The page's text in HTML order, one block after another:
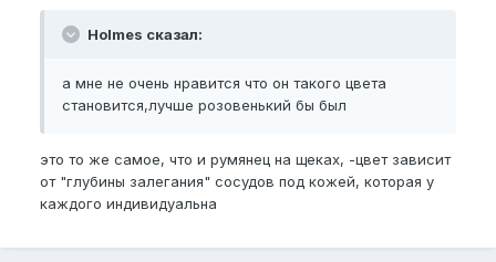
Holmes сказал:
а мне не очень нравится что он такого цвета
становится,лучше розовенький бы был
это то же самое, что и румянец на щеках, -цвет зависит
от "глубины залегания" сосудов под кожей, которая у
каждого индивидуальна